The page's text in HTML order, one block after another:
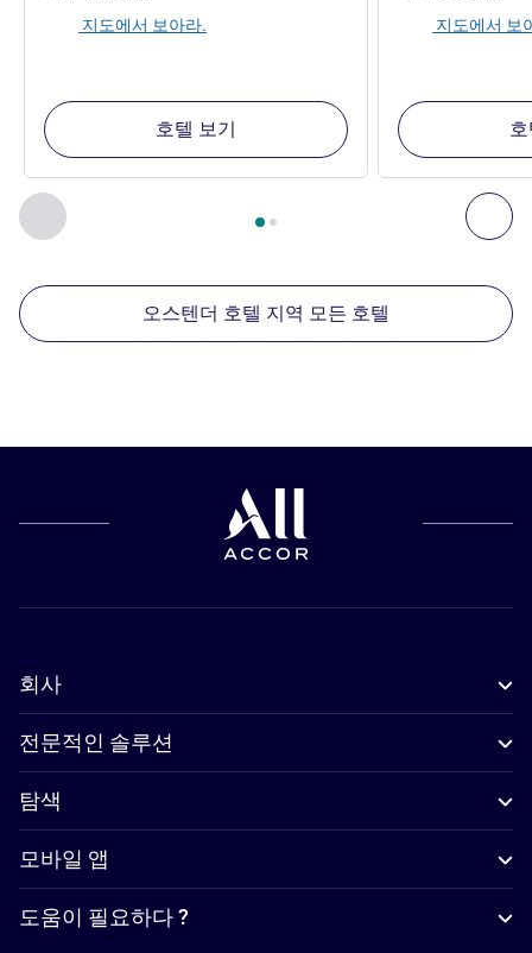
이전 - 주변에 있는 다른 시설 다
2/ 페이지 , 주변에 있는 다른 시설 1 :, 주변에 있는 다른 시
지도에서 보아라.
호텔 보기
지도에서 보
오스텐더 호텔 지역 모든 호텔
회사
전문적인 솔루션
탐색
모바일 앱
도움이 필요하다 ?